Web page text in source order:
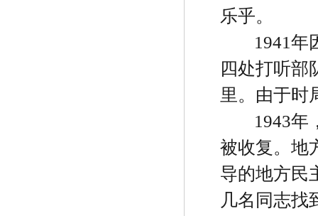
乐乎。
1941年
四处打听部
里。由于时
1943年
被收复。地
导的地方民
几名同志找